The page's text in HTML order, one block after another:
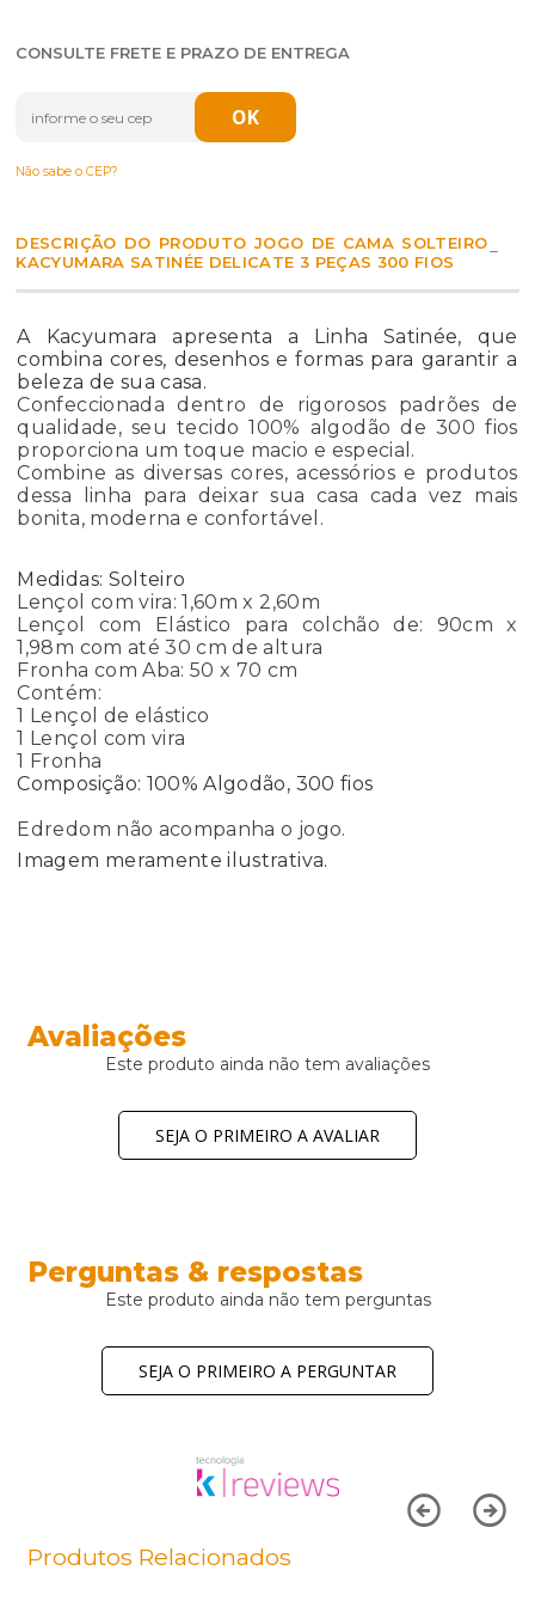
CONSULTE FRETE E PRAZO DE ENTREGA
Não sabe o CEP?
DESCRIÇÃO DO PRODUTO JOGO DE CAMA SOLTEIRO
KACYUMARA SATINÉE DELICATE 3 PEÇAS 300 FIOS
A Kacyumara apresenta a Linha Satinée, que
combina cores, desenhos e formas para garantir a
beleza de sua casa.
Confeccionada dentro de rigorosos padrões de
qualidade, seu tecido 100% algodão de 300 fios
proporciona um toque macio e especial.
Combine as diversas cores, acessórios e produtos
dessa linha para deixar sua casa cada vez mais
bonita, moderna e confortável.
Medidas: Solteiro
Lençol com vira: 1,60m x 2,60m
Lençol com Elástico para colchão de: 90cm x
1,98m com até 30 cm de altura
Fronha com Aba: 50 x 70 cm
Contém:
1 Lençol de elástico
1 Lençol com vira
1 Fronha
Composição: 100% Algodão, 300 fios
Edredom não acompanha o jogo.
Imagem meramente ilustrativa.
Avaliações
Este produto ainda não tem avaliações
SEJA O PRIMEIRO A AVALIAR
Perguntas & respostas
Este produto ainda não tem perguntas
SEJA O PRIMEIRO A PERGUNTAR
Produtos Relacionados